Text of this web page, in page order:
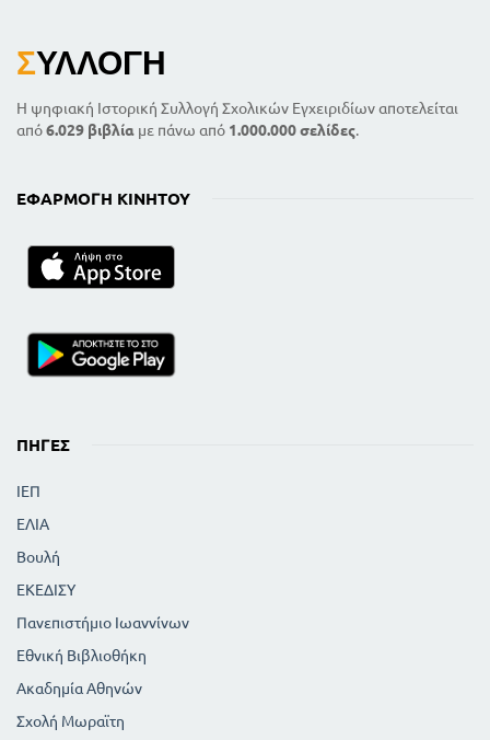
ΣΥΛΛΟΓΉ
Η ψηφιακή Ιστορική Συλλογή Σχολικών Εγχειριδίων αποτελείται
από6.029 βιβλία με πάνω από 1.000.000 σελίδες.
ΕΦΑΡΜΟΓΉ ΚΙΝΗΤΟΎ
ΠΗΓΈΣ
ΙΕΠ
ΕΛΙΑ
Βουλή
ΕΚΕΔΙΣΥ
Πανεπιστήμιο Ιωαννίνων
Εθνική Βιβλιοθήκη
Ακαδημία Αθηνών
Σχολή Μωραϊτη